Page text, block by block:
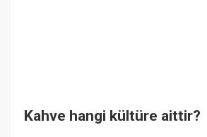
Kahve hangi kültüre aittir?